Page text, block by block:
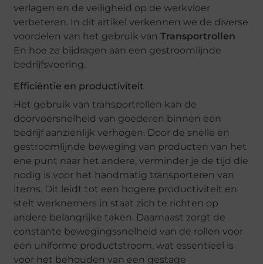
verlagen en de veiligheid op de werkvloer
verbeteren. In dit artikel verkennen we de diverse
voordelen van het gebruik vanTransportrollen
En hoe ze bijdragen aan een gestroomlijnde
bedrijfsvoering.
Efficiëntie en productiviteit
Het gebruik van transportrollen kan de
doorvoersnelheid van goederen binnen een
bedrijf aanzienlijk verhogen. Door de snelle en
gestroomlijnde beweging van producten van het
ene punt naar het andere, verminder je de tijd die
nodig is voor het handmatig transporteren van
items. Dit leidt tot een hogere productiviteit en
stelt werknemers in staat zich te richten op
andere belangrijke taken. Daarnaast zorgt de
constante bewegingssnelheid van de rollen voor
een uniforme productstroom, wat essentieel is
voor het behouden van een gestage